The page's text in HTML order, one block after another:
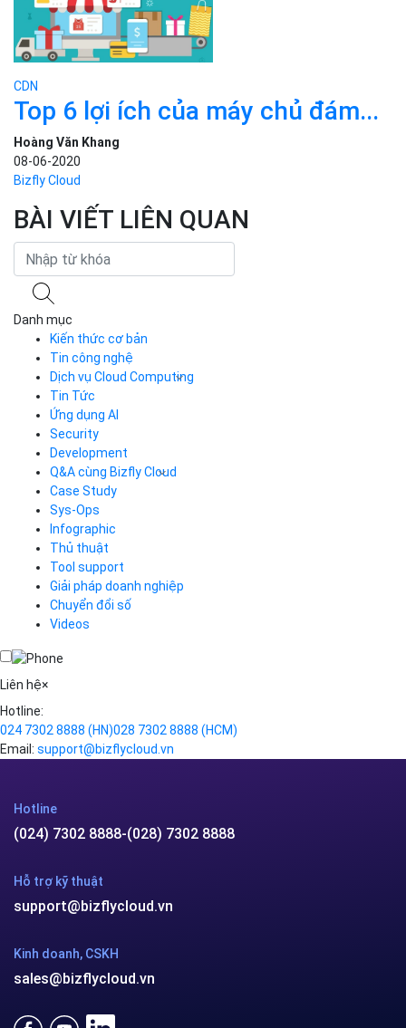
CDN
Top 6 lợi ích của máy chủ đám...
Hoàng Văn Khang
08-06-2020
Bizfly Cloud
BÀI VIẾT LIÊN QUAN
Danh mục
Kiến thức cơ bản
Tin công nghệ
Dịch vụ Cloud Computing
Cloud Server
CDN
Load Balancer
Auto Scaling
Container Registry
Kubernetes
Cloud Database
Call Center
Business Email
Simple Storage
VOD
VPN
Traffic Manager
Cloud VPS
Videos
Tin Tức
Ứng dụng AI
Security
Development
Q&A cùng Bizfly Cloud
Q&A về Bizfly Cloud Server
Thao tác kết nối tới server
Videos
Q&A về Bizfly Business Email
Videos
Case Study
Sys-Ops
Infographic
Thủ thuật
Tool support
Giải pháp doanh nghiệp
Chuyển đổi số
Videos
Liên hệ×
Hotline:
024 7302 8888 (HN)028 7302 8888 (HCM)
Email: support@bizflycloud.vn
Hotline
(024) 7302 8888-(028) 7302 8888
Hỗ trợ kỹ thuật
support@bizflycloud.vn
Kinh doanh, CSKH
sales@bizflycloud.vn